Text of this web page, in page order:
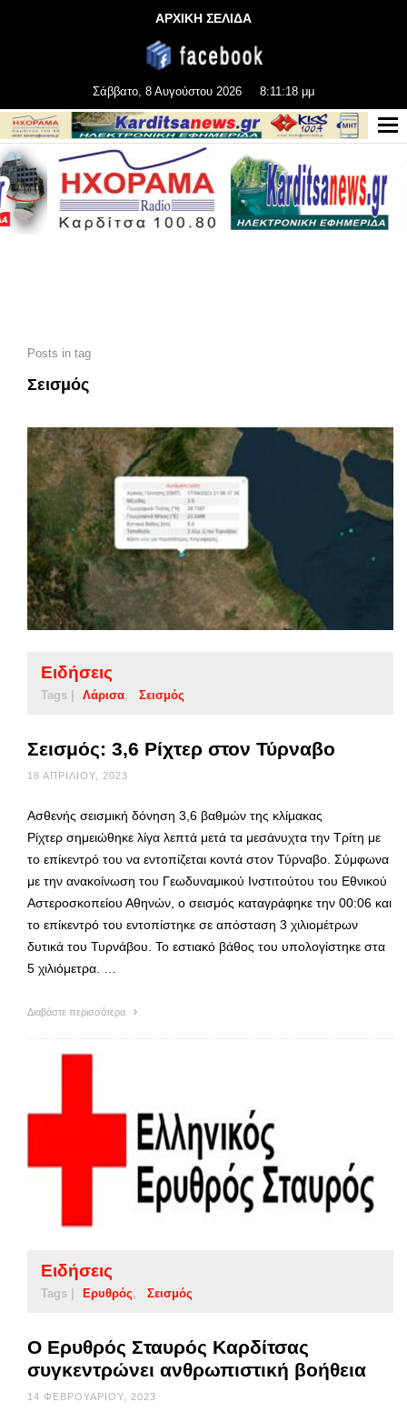
ΑΡΧΙΚΗ ΣΕΛΙΔΑ
Σάββατο, 8 Αυγούστου 2026 8:11:20 μμ
Posts in tag
Σεισμός
Ειδήσεις
Tags | Λάρισα Σεισμός
Σεισμός: 3,6 Ρίχτερ στον Τύρναβο
18 ΑΠΡΙΛΊΟΥ, 2023
Ασθενής σεισμική δόνηση 3,6 βαθμών της κλίμακας
Ρίχτερ σημειώθηκε λίγα λεπτά μετά τα μεσάνυχτα την Τρίτη με
το επίκεντρό του να εντοπίζεται κοντά στον Τύρναβο. Σύμφωνα
με την ανακοίνωση του Γεωδυναμικού Ινστιτούτου του Εθνικού
Αστεροσκοπείου Αθηνών, ο σεισμός καταγράφηκε την 00:06 και
το επίκεντρό του εντοπίστηκε σε απόσταση 3 χιλιομέτρων
δυτικά του Τυρνάβου. Το εστιακό βάθος του υπολογίστηκε στα
5 χιλιόμετρα. …
Διαβάστε περισσότερα
Ειδήσεις
Tags | Ερυθρός Σεισμός
Ο Ερυθρός Σταυρός Καρδίτσας
συγκεντρώνει ανθρωπιστική βοήθεια
14 ΦΕΒΡΟΥΑΡΊΟΥ, 2023